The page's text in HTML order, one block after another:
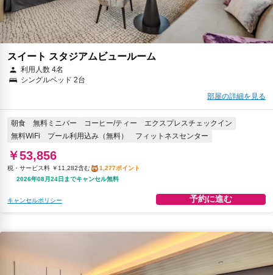
スイート スタジアムビュールーム
利用人数 4名
シングルベッド 2台
部屋の詳細を見る
朝食 無料ミニバー コーヒー/ティー
エクスプレスチェックイン
無料WiFi
プール利用込み（無料） フィットネスセンター
￥53,856
税・サービス料 ￥11,282含む
1,277ポイント
2026年08月24日までキャンセル無料
キャンセルポリシー 予約に進む